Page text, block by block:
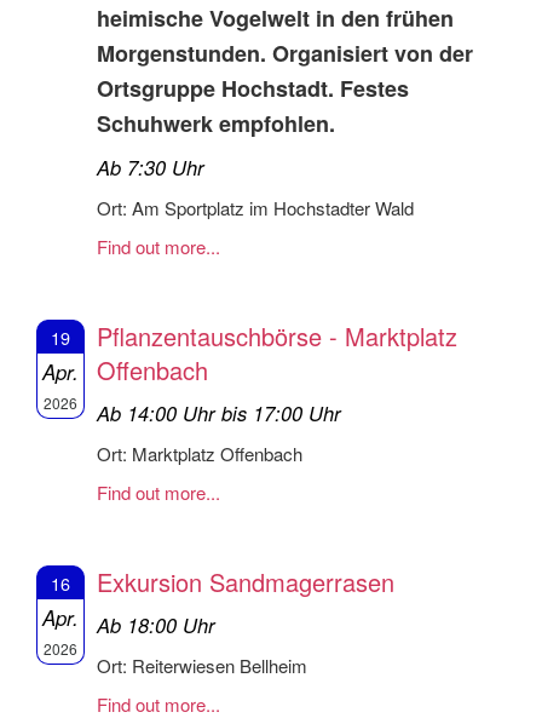
heimische Vogelwelt in den frühen
Morgenstunden. Organisiert von der
Ortsgruppe Hochstadt. Festes
Schuhwerk empfohlen.
Ab 7:30 Uhr
Ort: Am Sportplatz im Hochstadter Wald
Find out more...
19
Apr.
2026
Pflanzentauschbörse - Marktplatz
Offenbach
Ab 14:00 Uhr bis 17:00 Uhr
Ort: Marktplatz Offenbach
Find out more...
16
Apr.
2026
Exkursion Sandmagerrasen
Ab 18:00 Uhr
Ort: Reiterwiesen Bellheim
Find out more...